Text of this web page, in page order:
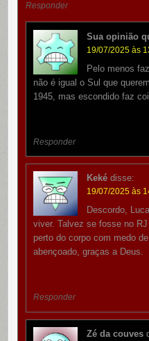
Responder
Sua opinião
19/07/2025 às
Pelo menos
não é igual o Sul que
1945, mas escondido faz
Responder
Keké disse:
19/07/2025 às
Descordo,
viver. Talvez se fosse no
perto do corpo com medo
abençoado, graças a Deus.
Responder
Zé da couves